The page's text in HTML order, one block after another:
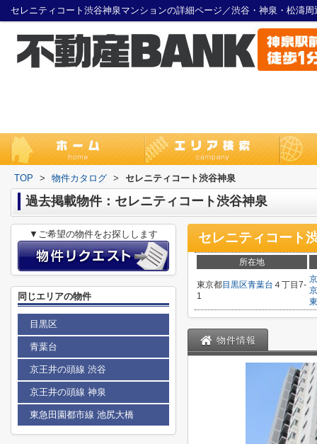
セレニティコート渋谷神泉マンションの詳細ページ／渋谷・神泉・松濤
TOP > 物件カタログ > セレニティコート渋谷神泉
過去掲載物件：セレニティコート渋谷神泉
セレニティコート
所在地
東京都目黒区青葉台 ４丁目7-
1
物件情報
▼ご希望の物件をお探しします
同じエリアの物件
目黒区
青葉台
京王井の頭線 渋谷
京王井の頭線 神泉
東急田園都市線 池尻大橋